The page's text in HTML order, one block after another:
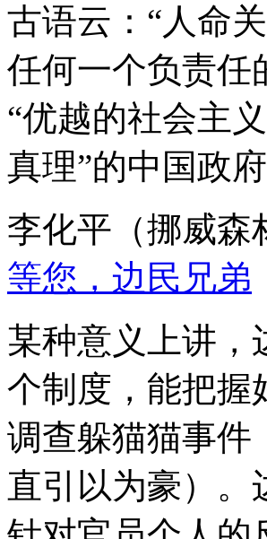
古语云：“人命
任何一个负责任
“优越的社会主
真理”的中国政
李化平（挪威森
等您，边民兄弟
某种意义上讲，
个制度，能把握
调查躲猫猫事件
直引以为豪）。